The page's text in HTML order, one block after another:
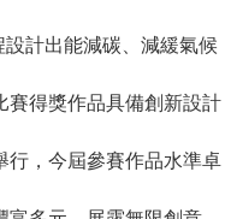
計出能減碳、減緩氣候
賽得獎作品具備創新設計
行，今屆參賽作品水準卓